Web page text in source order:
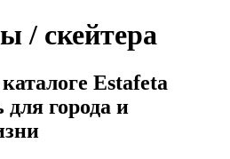
/ скейтера
Estafeta
для города и